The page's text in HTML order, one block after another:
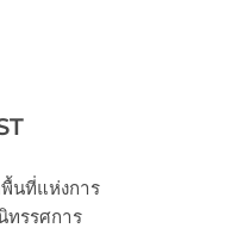
นที่แห่งการ
ทรรศการ